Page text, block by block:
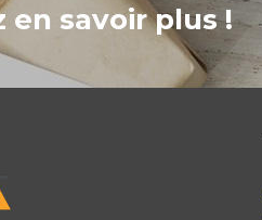
en savoir plus !